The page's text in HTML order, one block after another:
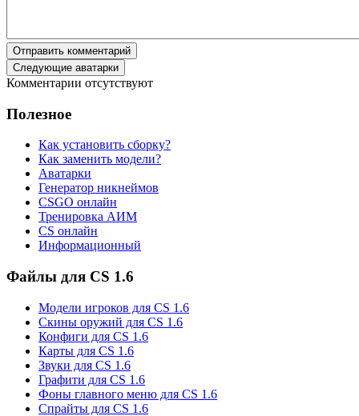
Отправить комментарий
Следующие аватарки
Комментарии отсутствуют
Полезное
Как установить сборку?
Как заменить модели?
Аватарки
Генератор никнеймов
CSGO онлайн
Тренировка АИМ
CS онлайн
Информационный
Файлы для CS 1.6
Модели игроков для CS 1.6
Скины оружий для CS 1.6
Конфиги для CS 1.6
Карты для CS 1.6
Звуки для CS 1.6
Графити для CS 1.6
Фоны главного меню для CS 1.6
Спрайты для CS 1.6